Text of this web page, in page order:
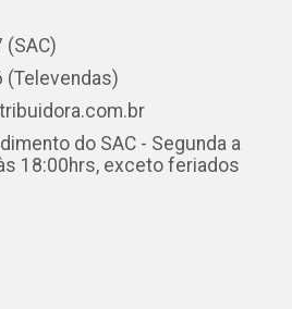
(SAC)
(Televendas)
do SAC - Segunda a
18:00hrs, exceto feriados